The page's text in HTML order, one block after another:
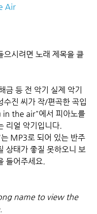
Air
으시려면 노래 제목을 클
금 등 전 악기 실제 악기
수진 씨가 작/편곡한 곡입
the air"에서 피아노를
리얼 악기입니다.
MP3로 되어 있는 반주
상태가 좋질 못하오니 보
들어주세요.
name to view the